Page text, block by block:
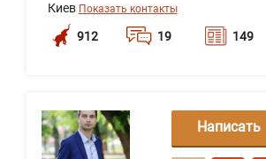
Киев Показать контакты
912 19 149
Написать